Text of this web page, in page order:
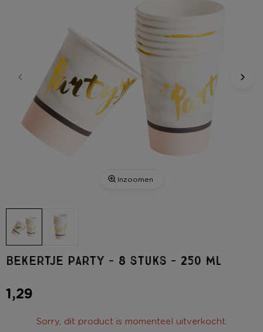
Inzoomen
Bekertje party - 8 stuks - 250 ml
1,29
Sorry, dit product is momenteel uitverkocht.